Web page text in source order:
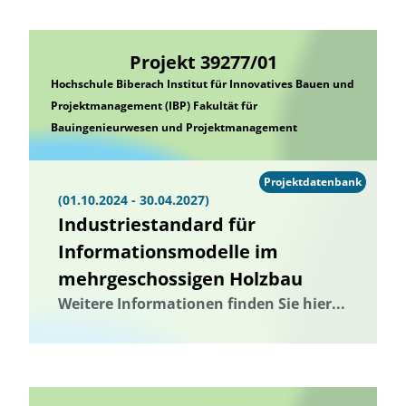
Projekt 39277/01
Hochschule Biberach Institut für Innovatives Bauen und
Projektmanagement (IBP) Fakultät für
Bauingenieurwesen und Projektmanagement
(01.10.2024 - 30.04.2027)
Industriestandard für
Informationsmodelle im
mehrgeschossigen Holzbau
Weitere Informationen finden Sie hier...
Projektdatenbank